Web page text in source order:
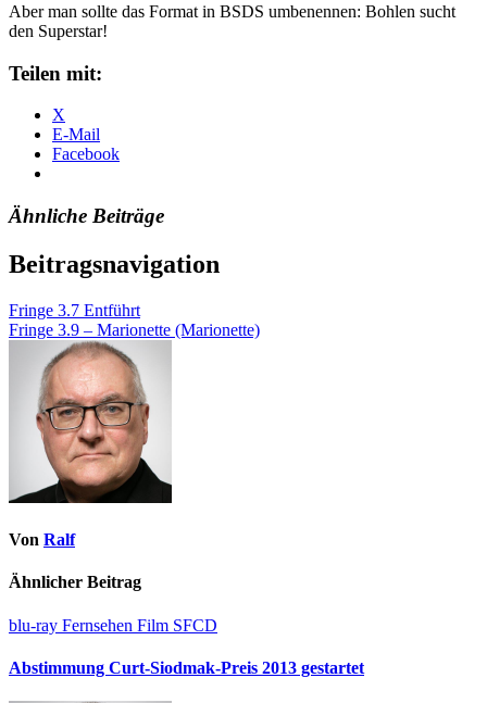
Aber man sollte das Format in BSDS umbenennen: Bohlen sucht
den Superstar!
Teilen mit:
X
E-Mail
Facebook
Ähnliche Beiträge
Beitragsnavigation
Fringe 3.7 Entführt
Fringe 3.9 – Marionette (Marionette)
Von Ralf
Ähnlicher Beitrag
blu-ray Fernsehen Film SFCD
Abstimmung Curt-Siodmak-Preis 2013 gestartet